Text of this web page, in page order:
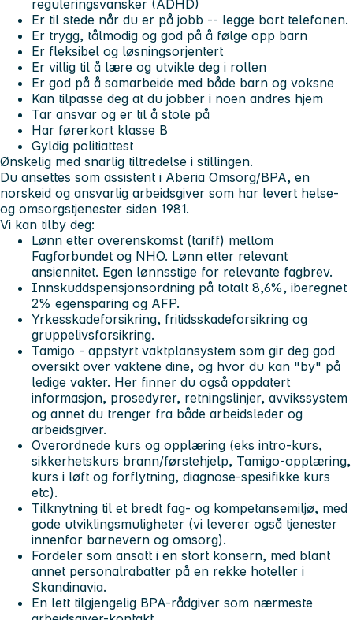
reguleringsvansker (ADHD)
Er til stede når du er på jobb -- legge bort telefonen.
Er trygg, tålmodig og god på å følge opp barn
Er fleksibel og løsningsorjentert
Er villig til å lære og utvikle deg i rollen
Er god på å samarbeide med både barn og voksne
Kan tilpasse deg at du jobber i noen andres hjem
Tar ansvar og er til å stole på
Har førerkort klasse B
Gyldig politiattest
Ønskelig med snarlig tiltredelse i stillingen.
Du ansettes som assistent i Aberia Omsorg/BPA, en
norskeid og ansvarlig arbeidsgiver som har levert helse-
og omsorgstjenester siden 1981.
Vi kan tilby deg:
Lønn etter overenskomst (tariff) mellom
Fagforbundet og NHO. Lønn etter relevant
ansiennitet. Egen lønnsstige for relevante fagbrev.
Innskuddspensjonsordning på totalt 8,6%, iberegnet
2% egensparing og AFP.
Yrkesskadeforsikring, fritidsskadeforsikring og
gruppelivsforsikring.
Tamigo - appstyrt vaktplansystem som gir deg god
oversikt over vaktene dine, og hvor du kan "by" på
ledige vakter. Her finner du også oppdatert
informasjon, prosedyrer, retningslinjer, avvikssystem
og annet du trenger fra både arbeidsleder og
arbeidsgiver.
Overordnede kurs og opplæring (eks intro-kurs,
sikkerhetskurs brann/førstehjelp, Tamigo-opplæring,
kurs i løft og forflytning, diagnose-spesifikke kurs
etc).
Tilknytning til et bredt fag- og kompetansemiljø, med
gode utviklingsmuligheter (vi leverer også tjenester
innenfor barnevern og omsorg).
Fordeler som ansatt i en stort konsern, med blant
annet personalrabatter på en rekke hoteller i
Skandinavia.
En lett tilgjengelig BPA-rådgiver som nærmeste